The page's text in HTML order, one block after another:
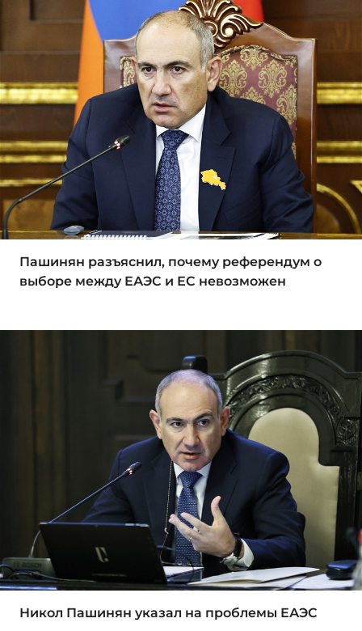
Пашинян разъяснил, почему референдум о
выборе между ЕАЭС и ЕС невозможен
Никол Пашинян указал на проблемы ЕАЭС